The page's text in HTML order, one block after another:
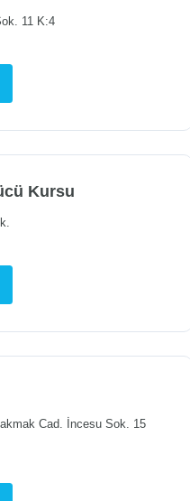
11 K:4
Kursu
Cad. İncesu Sok. 15